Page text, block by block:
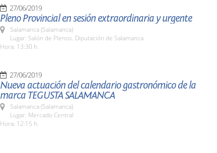
27/06/2019
Pleno Provincial en sesión extraordinaria y urgente
Salamanca (Salamanca)
Lugar: Salón de Plenos. Diputación de Salamanca
Hora: 13:30 h.
27/06/2019
Nueva actuación del calendario gastronómico de la
marca TEGUSTA SALAMANCA
Salamanca (Salamanca)
Lugar: Mercado Central
Hora: 12:15 h.